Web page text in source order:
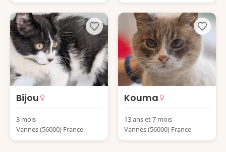
Bijou
3 mois
Vannes (56000) France
Kouma
13 ans et 7 mois
Vannes (56000) France